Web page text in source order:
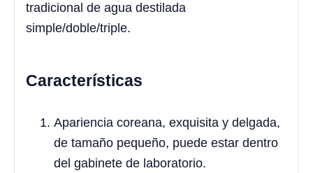
tradicional de agua destilada
simple/doble/triple.
Características
Apariencia coreana, exquisita y delgada,
de tamaño pequeño, puede estar dentro
del gabinete de laboratorio.